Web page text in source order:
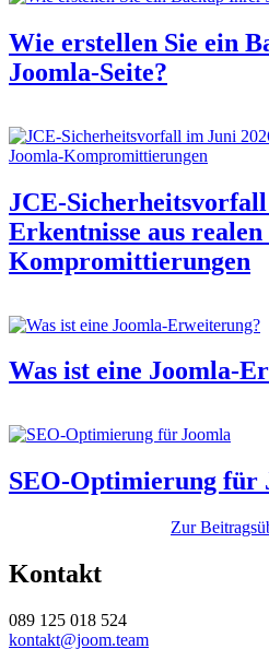
Wie erstellen Sie ein
Joomla-Seite?
JCE-
Erkentnisse aus
Kompromittierungen
Was ist eine Joomla-
SEO‑Optimierung für
Zur
Kontakt
089 125 018 524
kontakt@joom.team